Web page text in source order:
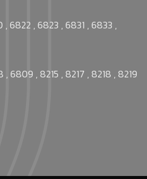
, 6823 , 6831 , 6833 ,
, 8215 , 8217 , 8218 , 8219